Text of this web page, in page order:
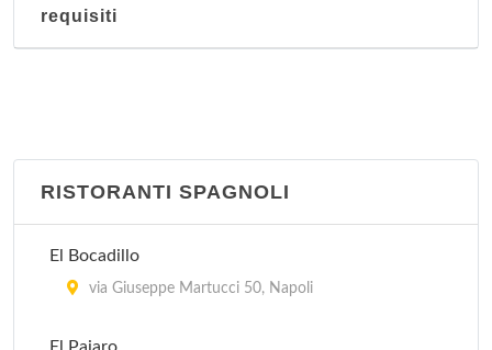
requisiti
RISTORANTI SPAGNOLI
El Bocadillo
via Giuseppe Martucci 50, Napoli